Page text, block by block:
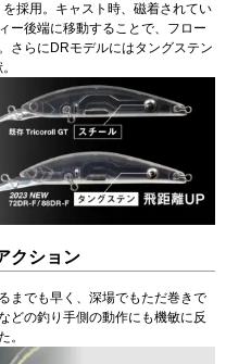
採用。キャスト時、磁着されてい
ー後端に移動することで、フロー
さらにDRモデルにはタングステン
クション
までも早く、深場でもただ巻きで
どの釣り手側の動作にも機敏に反
。